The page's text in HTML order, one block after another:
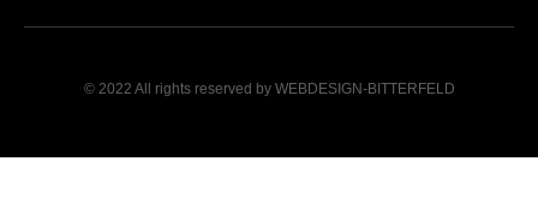
© 2022 All rights reserved by WEBDESIGN-BITTERFELD